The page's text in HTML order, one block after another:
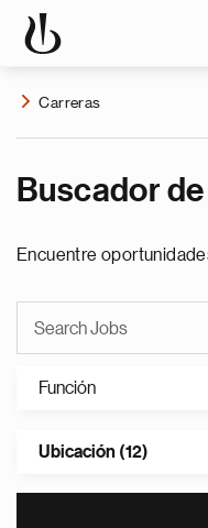
Carreras
Buscador
Encuentre
Función
Ubicación (12)